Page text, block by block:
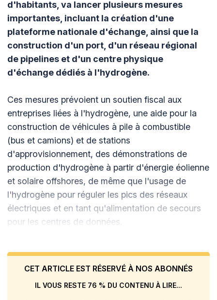
d'habitants, va lancer plusieurs mesures
importantes, incluant la création d'une
plateforme nationale d'échange, ainsi que la
construction d'un port, d'un réseau régional
de pipelines et d'un centre physique
d'échange dédiés à l'hydrogène.
Ces mesures prévoient un soutien fiscal aux
entreprises liées à l'hydrogène, une aide pour la
construction de véhicules à pile à combustible
(bus et camions) et de stations
d'approvisionnement, des démonstrations de
production d'hydrogène à partir d'énergie éolienne
et solaire offshores, de même que l'usage de
l'hydrogène pour réguler les pics des réseaux
électriques et en tant qu'alimentation de secours
pour les centres de données.
CET ARTICLE EST RÉSERVÉ À NOS ABONNÉS
IL VOUS RESTE 76 % DU CONTENU À LIRE...